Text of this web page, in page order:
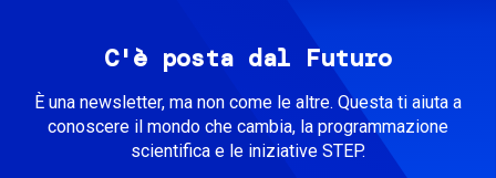
C'è posta dal Futuro
È una newsletter, ma non come le altre. Questa ti aiuta a
conoscere il mondo che cambia, la programmazione
scientifica e le iniziative STEP.